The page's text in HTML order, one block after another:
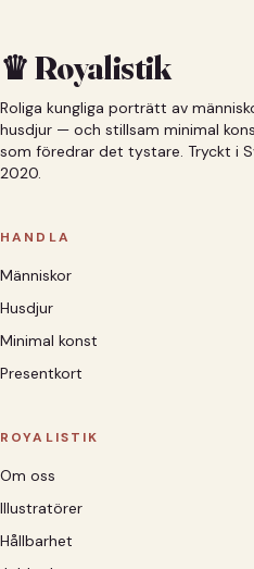
♛ Royalistik
Roliga kungliga porträtt av
husdjur — och stillsam minimal
som föredrar det tystare. Tryckt i
2020.
HANDLA
Människor
Husdjur
Minimal konst
Presentkort
ROYALISTIK
Om oss
Illustratörer
Hållbarhet